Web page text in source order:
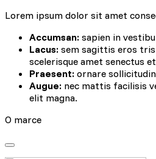
Lorem ipsum dolor sit amet
Accumsan: sapien in
Lacus: sem sagittis eros
scelerisque amet senectus
Praesent: ornare
Augue: nec mattis facilisis
elit magna.
O marce